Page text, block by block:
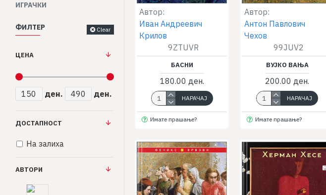
ИГРАЧКИ
ФИЛТЕР Clear
ЦЕНА
ден. ден.
АВТОРИ
ДОСТАПНОСТ
На залиха
Автор:
Иван Андреевич
Крилов
9ZTUVR
БАСНИ
180.00 ден.
НАРАЧАЈ
Имате прашање?
Автор:
Антон Павлович
Чехов
99JUV2
ВУЈКО ВАЊА
200.00 ден.
НАРАЧАЈ
Имате прашање?